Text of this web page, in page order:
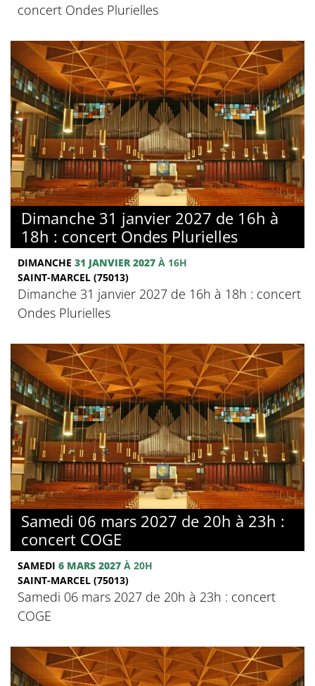
concert Ondes Plurielles
Dimanche 31 janvier 2027 de 16h à
18h : concert Ondes Plurielles
DIMANCHE 31 JANVIER 2027 À 16H
SAINT-MARCEL (75013)
Dimanche 31 janvier 2027 de 16h à 18h : concert
Ondes Plurielles
Samedi 06 mars 2027 de 20h à 23h :
concert COGE
SAMEDI 6 MARS 2027 À 20H
SAINT-MARCEL (75013)
Samedi 06 mars 2027 de 20h à 23h : concert
COGE